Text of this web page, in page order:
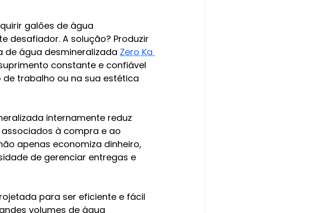
galões de água
desafiador. A solução? Produzir
de água desmineralizada Zero Ka
constante e confiável
trabalho ou na sua estética
internamente reduz
à compra e ao
apenas economiza dinheiro,
de gerenciar entregas e
para ser eficiente e fácil
volumes de água